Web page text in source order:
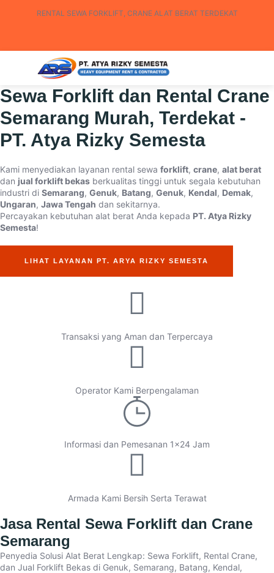
RENTAL SEWA FORKLIFT, CRANE ALAT BERAT TERDEKAT
Sewa Forklift dan Rental Crane
Semarang Murah, Terdekat -
PT. Atya Rizky Semesta
Kami menyediakan layanan rental sewa forklift, crane, alat berat
dan jual forklift bekas berkualitas tinggi untuk segala kebutuhan
industri di Semarang, Genuk, Batang, Genuk, Kendal, Demak,
Ungaran, Jawa Tengah dan sekitarnya.
Percayakan kebutuhan alat berat Anda kepada PT. Atya Rizky
Semesta!
LIHAT LAYANAN PT. ARYA RIZKY SEMESTA
Transaksi yang Aman dan Terpercaya
Operator Kami Berpengalaman
Informasi dan Pemesanan 1x24 Jam
Armada Kami Bersih Serta Terawat
Jasa Rental Sewa Forklift dan Crane
Semarang
Penyedia Solusi Alat Berat Lengkap: Sewa Forklift, Rental Crane,
dan Jual Forklift Bekas di Genuk, Semarang, Batang, Kendal,